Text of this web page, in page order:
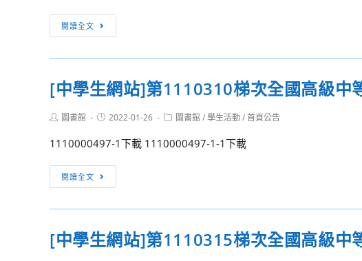
閱讀全文
學
考
告]1102
年
度
考
名
[中學生網站]第1110310梯次全國高級中
Post圖書館
Post2022-01-26
Post圖書館/學生活動/首頁公告
1110000497-1下載 1110000497-1-1下載
閱讀全文
學
生
站]
[中學生網站]第1110315梯次全國高級中